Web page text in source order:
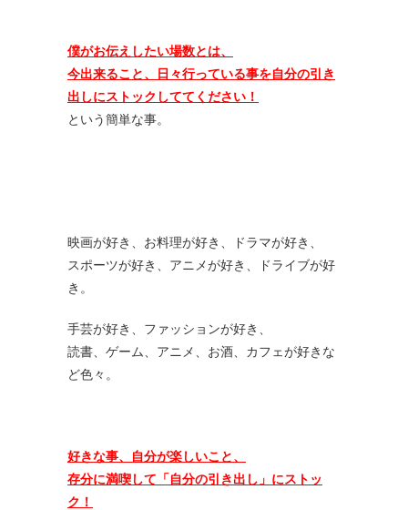
僕がお伝えしたい場数とは、
今出来ること、日々行っている事を自分の引き
出しにストックしててください！
という簡単な事。
映画が好き、お料理が好き、ドラマが好き、
スポーツが好き、アニメが好き、ドライブが好
き。
手芸が好き、ファッションが好き、
読書、ゲーム、アニメ、お酒、カフェが好きな
ど色々。
好きな事、自分が楽しいこと、
存分に満喫して「自分の引き出し」にストッ
ク！